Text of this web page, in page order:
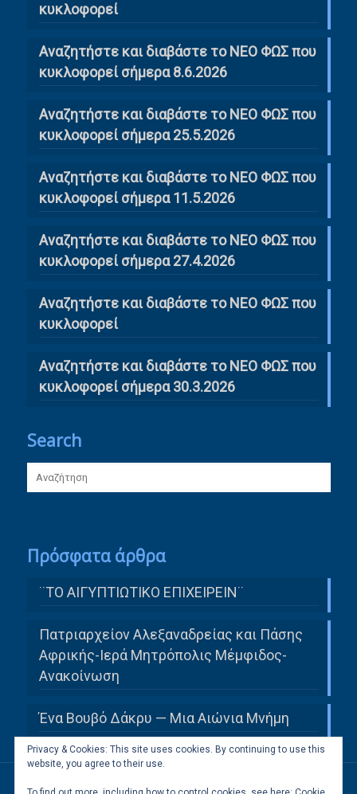
κυκλοφορεί
Αναζητήστε και διαβάστε το ΝΕΟ ΦΩΣ που
κυκλοφορεί σήμερα 8.6.2026
Αναζητήστε και διαβάστε το ΝΕΟ ΦΩΣ που
κυκλοφορεί σήμερα 25.5.2026
Αναζητήστε και διαβάστε το ΝΕΟ ΦΩΣ που
κυκλοφορεί σήμερα 11.5.2026
Αναζητήστε και διαβάστε το ΝΕΟ ΦΩΣ που
κυκλοφορεί σήμερα 27.4.2026
Αναζητήστε και διαβάστε το ΝΕΟ ΦΩΣ που
κυκλοφορεί
Αναζητήστε και διαβάστε το ΝΕΟ ΦΩΣ που
κυκλοφορεί σήμερα 30.3.2026
Search
Πρόσφατα άρθρα
¨ΤΟ ΑΙΓΥΠΤΙΩΤΙΚΟ ΕΠΙΧΕΙΡΕΙΝ¨
Πατριαρχείον Αλεξαναδρείας και Πάσης
Αφρικής-Ιερά Μητρόπολις Μέμφιδος-
Ανακοίνωση
Ένα Βουβό Δάκρυ — Μια Αιώνια Μνήμη
Privacy & Cookies: This site uses cookies. By continuing to use this
website, you agree to their use.